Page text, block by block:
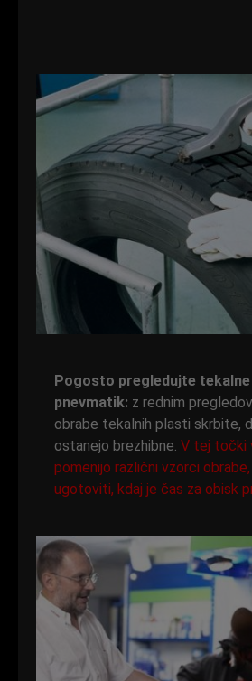
Pogosto pregledujte
pnevmatik: z rednim
obrabe tekalnih plasti skrbite,
ostanejo brezhibne. V tej točki
pomenijo različni vzorci
ugotoviti, kdaj je čas za obisk